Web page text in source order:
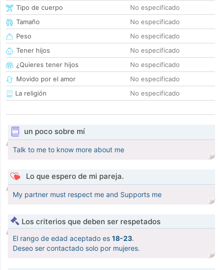
Tipo de cuerpo
No especificado
Tamaño
No especificado
Peso
No especificado
Tener hijos
No especificado
¿Quieres tener hijos
No especificado
Movido por el amor
No especificado
La religión
No especificado
un poco sobre mí
Talk to me to know more about me
Lo que espero de mi pareja.
My partner must respect me and Supports me
Los criterios que deben ser respetados
El rango de edad aceptado es 18-23.
Deseo ser contactado solo por mujeres.